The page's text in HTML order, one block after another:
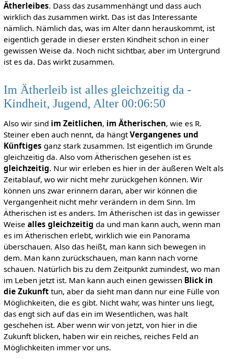
Ätherleibes. Dass das zusammenhängt und dass auch
wirklich das zusammen wirkt. Das ist das Interessante
nämlich. Nämlich das, was im Alter dann herauskommt, ist
eigentlich gerade in dieser ersten Kindheit schon in einer
gewissen Weise da. Noch nicht sichtbar, aber im Untergrund
ist es da. Das wirkt zusammen.
Im Ätherleib ist alles gleichzeitig da -
Kindheit, Jugend, Alter 00:06:50
Also wir sind im Zeitlichen, im Ätherischen, wie es R.
Steiner eben auch nennt, da hängtVergangenes und
Künftiges ganz stark zusammen. Ist eigentlich im Grunde
gleichzeitig da. Also vom Ätherischen gesehen ist es
gleichzeitig. Nur wir erleben es hier in der äußeren Welt als
Zeitablauf, wo wir nicht mehr zurückgehen können. Wir
können uns zwar erinnern daran, aber wir können die
Vergangenheit nicht mehr verändern in dem Sinn. Im
Ätherischen ist es anders. Im Ätherischen ist das in gewisser
Weise alles gleichzeitig da und man kann auch, wenn man
es im Ätherischen erlebt, wirklich wie ein Panorama
überschauen. Also das heißt, man kann sich bewegen in
dem. Man kann zurückschauen, man kann nach vorne
schauen. Natürlich bis zu dem Zeitpunkt zumindest, wo man
im Leben jetzt ist. Man kann auch einen gewissen Blick in
die Zukunfttun, aber da sieht man dann nur eine Fülle von
Möglichkeiten, die es gibt. Nicht wahr, was hinter uns liegt,
das engt sich auf das ein im Wesentlichen, was halt
geschehen ist. Aber wenn wir von jetzt, von hier in die
Zukunft blicken, haben wir ein reiches, reiches Feld an
Möglichkeiten immer vor uns.